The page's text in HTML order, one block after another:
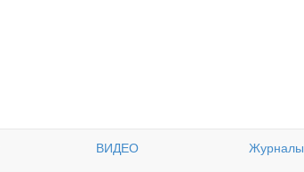
ВИДЕО Журналы